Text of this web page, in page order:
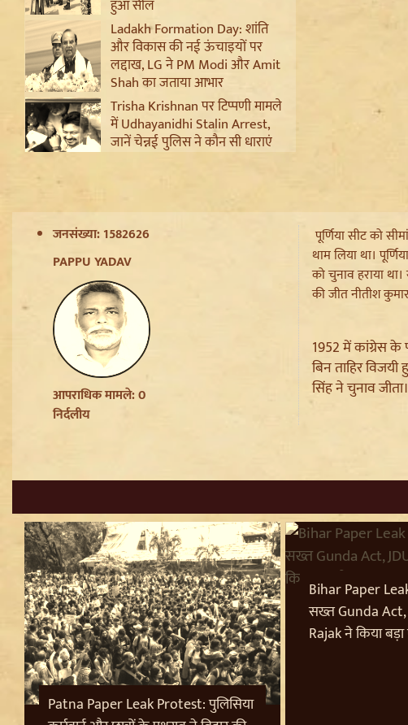
हुआ सील
Ladakh Formation Day: शांति
और विकास की नई ऊंचाइयों पर
लद्दाख, LG ने PM Modi और Amit
Shah का जताया आभार
Trisha Krishnan पर टिप्पणी मामले
में Udhayanidhi Stalin Arrest,
जानें चेन्नई पुलिस ने कौन सी धाराएं
उत्पीड़न मामले में Legal Battle का
अंत
Sanjay Raut on Ram Mandir:
'राम के नाम पर लूट हो रही', चढ़ावा
चोरी के मुद्दे पर Shiv Sena UBT का
हमला
Pappu Yadav और Rahul
Gandhi की बढ़ी मुश्किलें,
Parliament में संतों का वेश धरने
पर Varanasi में FIR की मांग
बहाली का Mayawati ने किया
स्वागत, UP Govt से की अन्य जिलों
पर बड़ी मांग
Punjab Paper Leak और
Barnala Lathi-charge पर गवर्नर
से मिले Sukhbir Badal, सीबीआई
जांच की उठाई मांग
Uttarakhand SIR Revision: 19
लाख मतदाताओं को नोटिस, फर्जी
Documents पर होगी सख्त
कार्रवाई
जनसंख्या: 1582626
PAPPU YADAV
आपराधिक मामले: 0
निर्दलीय
पूर्णिया सीट को
थाम लिया था।
को चुनाव हराया
की जीत नीतीश
1952 में कांग्रेस के
बिन ताहिर
सिंह ने चुनाव
Patna Paper Leak Protest: पुलिसिया
Bihar Paper
सख्त Gunda Act,
Rajak ने किया